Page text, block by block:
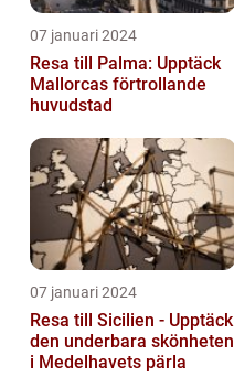
07 januari 2024
Resa till Palma: Upptäck
Mallorcas förtrollande
huvudstad
07 januari 2024
Resa till Sicilien - Upptäck
den underbara skönheten
i Medelhavets pärla